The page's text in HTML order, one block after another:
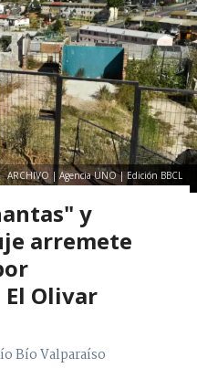
ARCHIVO | Agencia UNO | Edición BBCL
y
arremete
Olivar
Bío Valparaíso